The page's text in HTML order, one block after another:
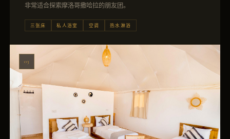
非常适合探索摩洛哥撒哈拉的朋友团。
三张床 私人浴室 空调 热水淋浴
03